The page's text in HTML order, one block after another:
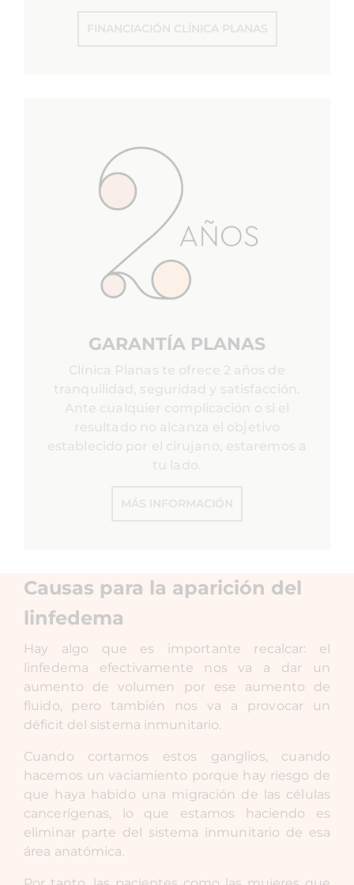
FINANCIACIÓN CLÍNICA PLANAS
GARANTÍA PLANAS
Clínica Planas te ofrece 2 años de
tranquilidad, seguridad y satisfacción.
Ante cualquier complicación o si el
resultado no alcanza el objetivo
establecido por el cirujano, estaremos a
tu lado.
MÁS INFORMACIÓN
Causas para la aparición del
linfedema
Hay algo que es importante recalcar: el
linfedema efectivamente nos va a dar un
aumento de volumen por ese aumento de
fluido, pero también nos va a provocar un
déficit del sistema inmunitario.
Cuando cortamos estos ganglios, cuando
hacemos un vaciamiento porque hay riesgo de
que haya habido una migración de las células
cancerígenas, lo que estamos haciendo es
eliminar parte del sistema inmunitario de esa
área anatómica.